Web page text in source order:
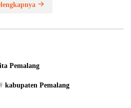
Pemalang
kabupaten Pemalang